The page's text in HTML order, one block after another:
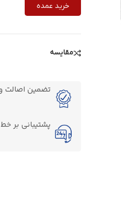
خرید عمده
مقایسه
تضمین اصالت
پشتیبانی بر خط